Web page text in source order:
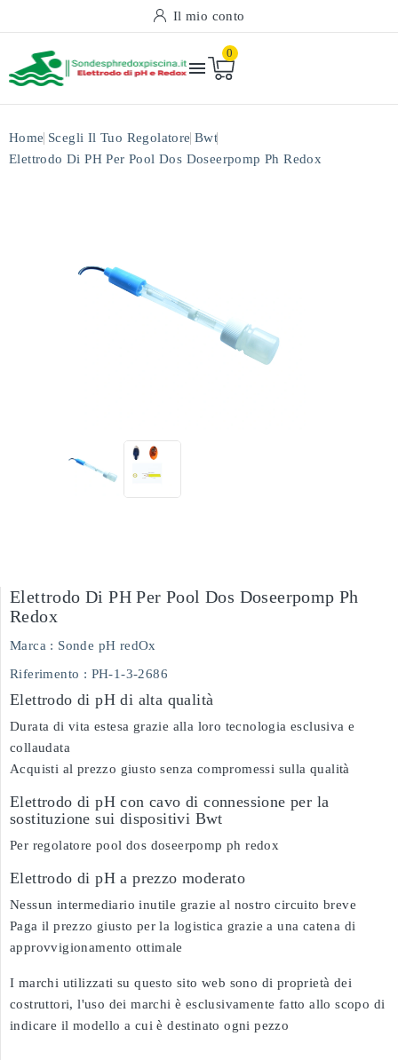
Il mio conto

0
Home Scegli Il Tuo Regolatore Bwt
Elettrodo Di PH Per Pool Dos Doseerpomp Ph Redox
Elettrodo Di PH Per Pool Dos Doseerpomp Ph
Redox
Marca : Sonde pH redOx
Riferimento : PH-1-3-2686
Elettrodo di pH di alta qualità
Durata di vita estesa grazie alla loro tecnologia esclusiva e
collaudata
Acquisti al prezzo giusto senza compromessi sulla qualità
Elettrodo di pH con cavo di connessione per la
sostituzione sui dispositivi Bwt
Per regolatore pool dos doseerpomp ph redox
Elettrodo di pH a prezzo moderato
Nessun intermediario inutile grazie al nostro circuito breve
Paga il prezzo giusto per la logistica grazie a una catena di
approvvigionamento ottimale
I marchi utilizzati su questo sito web sono di proprietà dei
costruttori, l'uso dei marchi è esclusivamente fatto allo scopo di
indicare il modello a cui è destinato ogni pezzo